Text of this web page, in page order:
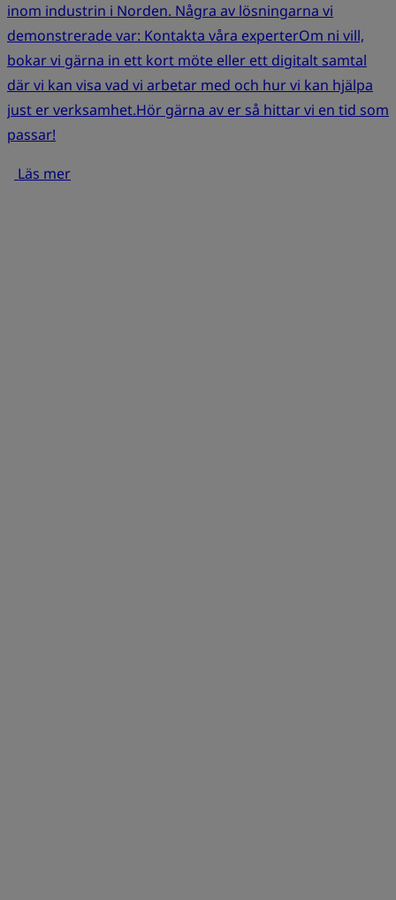
inom industrin i Norden. Några av lösningarna vi
demonstrerade var: Kontakta våra experterOm ni vill,
bokar vi gärna in ett kort möte eller ett digitalt samtal
där vi kan visa vad vi arbetar med och hur vi kan hjälpa
just er verksamhet.Hör gärna av er så hittar vi en tid som
passar!
Läs mer